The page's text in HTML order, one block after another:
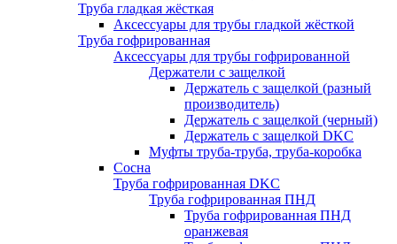
Труба гладкая жёсткая
Аксессуары для трубы гладкой жёсткой
Труба гофрированная
Аксессуары для трубы гофрированной
Держатели с защелкой
Держатель с защелкой (разный
производитель)
Держатель с защелкой (черный)
Держатель с защелкой DKC
Муфты труба-труба, труба-коробка
Сосна
Труба гофрированная DKC
Труба гофрированная ПНД
Труба гофрированная ПНД
оранжевая